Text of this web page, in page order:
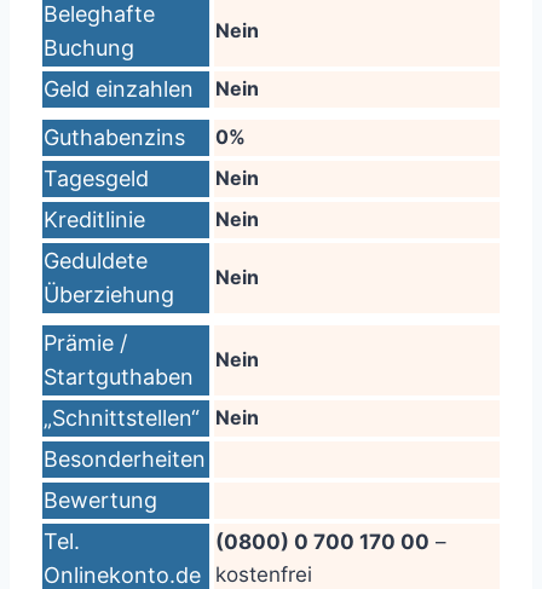
Beleghafte
Buchung
Nein
Geld einzahlen Nein
Guthabenzins 0%
Tagesgeld Nein
Kreditlinie Nein
Geduldete
Überziehung
Nein
Prämie /
Startguthaben
Nein
„Schnittstellen“ Nein
Besonderheiten
Bewertung
Tel.
Onlinekonto.de
(0800) 0 700 170 00 –
kostenfrei